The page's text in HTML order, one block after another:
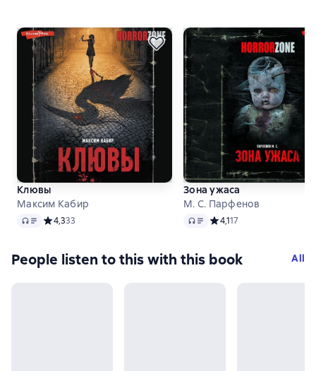
Клювы
Максим Кабир
Audio Средний рейтинг 4,3 на основе 33 оценок
4,333
Зона ужаса
М. С. Парфенов
Audio Средний рейтинг 4,1 на
4,117
People listen to this with this book All